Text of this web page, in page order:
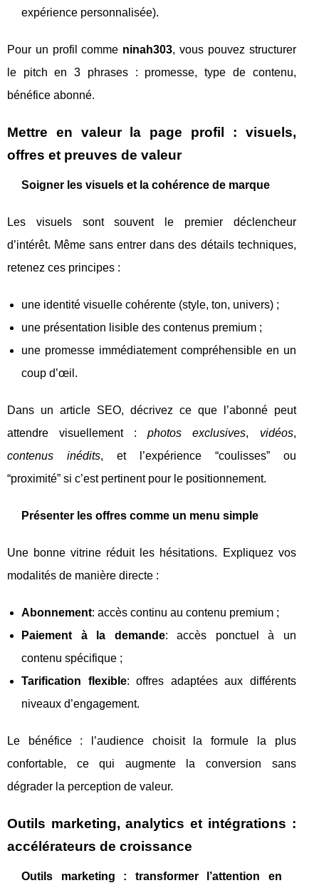
expérience personnalisée).
Pour un profil comme ninah303, vous pouvez structurer
le pitch en 3 phrases : promesse, type de contenu,
bénéfice abonné.
Mettre en valeur la page profil : visuels,
offres et preuves de valeur
Soigner les visuels et la cohérence de marque
Les visuels sont souvent le premier déclencheur
d’intérêt. Même sans entrer dans des détails techniques,
retenez ces principes :
une identité visuelle cohérente (style, ton, univers) ;
une présentation lisible des contenus premium ;
une promesse immédiatement compréhensible en un
coup d’œil.
Dans un article SEO, décrivez ce que l’abonné peut
attendre visuellement :photos exclusives, vidéos,
contenus inédits, et l’expérience “coulisses” ou
“proximité” si c’est pertinent pour le positionnement.
Présenter les offres comme un menu simple
Une bonne vitrine réduit les hésitations. Expliquez vos
modalités de manière directe :
Abonnement: accès continu au contenu premium ;
Paiement à la demande: accès ponctuel à un
contenu spécifique ;
Tarification flexible: offres adaptées aux différents
niveaux d’engagement.
Le bénéfice : l’audience choisit la formule la plus
confortable, ce qui augmente la conversion sans
dégrader la perception de valeur.
Outils marketing, analytics et intégrations :
accélérateurs de croissance
Outils marketing : transformer l’attention en